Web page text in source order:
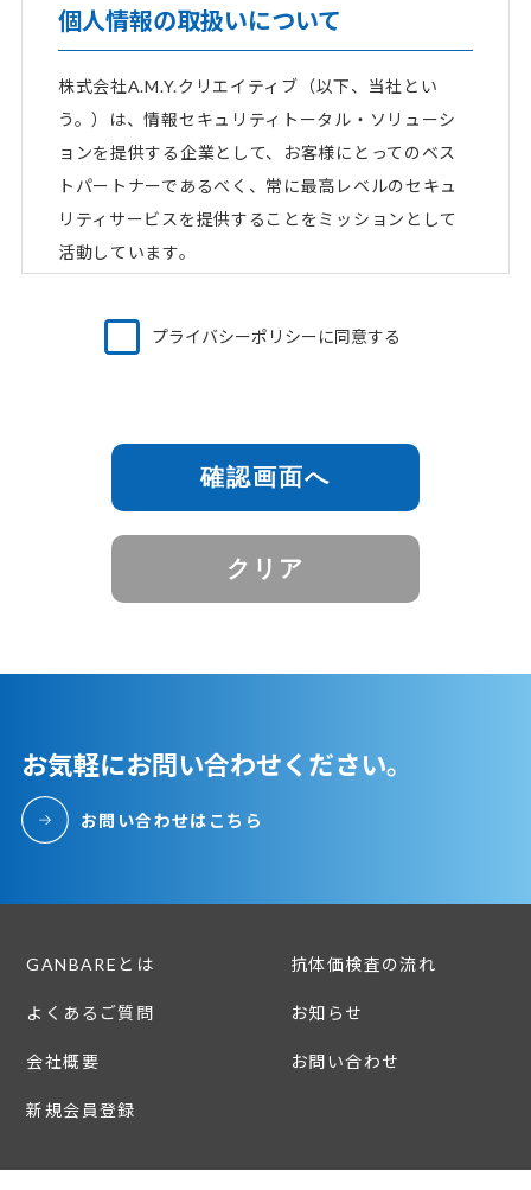
個人情報の取扱いについて
株式会社A.M.Y.クリエイティブ（以下、当社とい
う。）は、情報セキュリティトータル・ソリューシ
ョンを提供する企業として、お客様にとってのベス
トパートナーであるべく、常に最高レベルのセキュ
リティサービスを提供することをミッションとして
活動しています。
当社は、個人情報を厳正に取扱い保護することが重
要な社会的責務であることを認識し、個人情報保護
1. 当社は、すべての業務で取り扱う個人情報および
従業者の個人情報に関して、個人情報の保護に関す
る法令(個人情報保護に関する法律、行政手続におけ
る特定の個人を識別するための番号の利用等に関す
2. 当社は、業務遂行のために必要な範囲内で明確に
利用目的を定め、適切に個人情報の取得、利用及び
提供を行います。取得した個人情報は利用目的の範
た者を選定し、契約等により適切な措置を講じま
す。
4. 当社は、個人情報への不正アクセス、個人情報の
プライバシーポリシーに同意する
確認画面へ
クリア
お気軽にお問い合わせください。
お問い合わせはこちら
GANBAREとは 抗体価検査の流れ
よくあるご質問 お知らせ
会社概要 お問い合わせ
新規会員登録